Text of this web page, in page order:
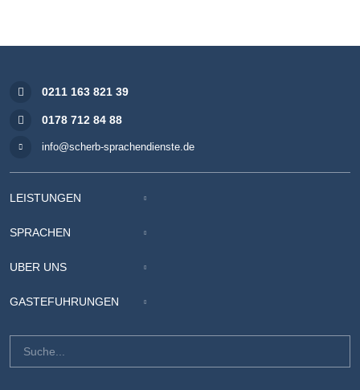
0211 163 821 39
0178 712 84 88
info@scherb-sprachendienste.de
LEISTUNGEN
SPRACHEN
ÜBER UNS
GÄSTEFÜHRUNGEN